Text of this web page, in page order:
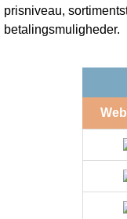
prisniveau,
betalingsmuligheder.